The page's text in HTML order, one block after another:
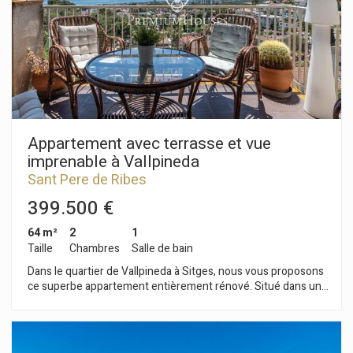
accès à un balcon. Une salle de bains complète dessert tout
l'étage. Une buanderie se trouve également à cet étage. La
propriété bénéficie d'un parking pour deux voitures sous le
porche. La livraison est prévue pour juin 2026. Le quartier de
Mas Alba est réputé pour sa proximité avec le Parc Naturel du
Garraf et son calme. Tout cela sans compromettre
d'excellentes liaisons de transport vers Sitges et l'autoroute
C-32, permettant d'accéder à Barcelone et à l'aéroport El Prat.
Appartement avec terrasse et vue
imprenable à Vallpineda
Sant Pere de Ribes
399.500 €
64 m²
Taille
2
Chambres
1
Salle de bain
Dans le quartier de Vallpineda à Sitges, nous vous proposons
ce superbe appartement entièrement rénové. Situé dans une